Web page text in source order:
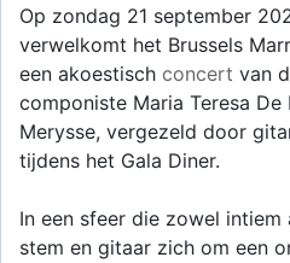
Op zondag 21 september
verwelkomt het Brussels
een akoestisch concert van
componiste Maria Teresa
Merysse, vergezeld door
tijdens het Gala Diner.
In een sfeer die zowel intiem
stem en gitaar zich om een